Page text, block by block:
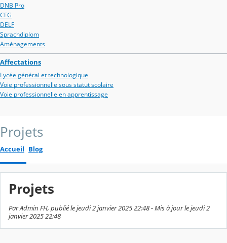
DNB Pro
CFG
DELF
Sprachdiplom
Aménagements
Affectations
Lycée général et technologique
Voie professionnelle sous statut scolaire
Voie professionnelle en apprentissage
Projets
Accueil Blog
Projets
Par Admin FH, publié le jeudi 2 janvier 2025 22:48 - Mis à jour le jeudi 2
janvier 2025 22:48